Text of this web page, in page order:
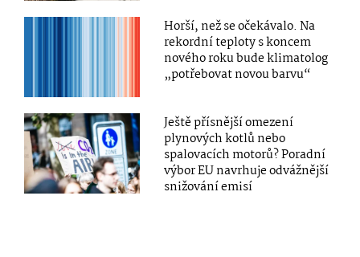
Horší, než se očekávalo. Na
rekordní teploty s koncem
nového roku bude klimatolog
„potřebovat novou barvu“
Ještě přísnější omezení
plynových kotlů nebo
spalovacích motorů? Poradní
výbor EU navrhuje odvážnější
snižování emisí